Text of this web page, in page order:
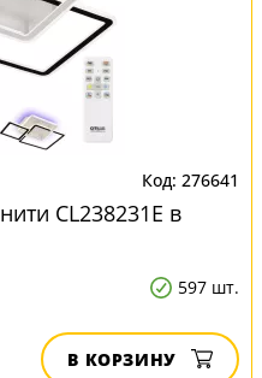
276641
CL238231E в
597 шт.
В КОРЗИНУ